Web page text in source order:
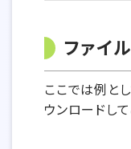
ファイ
ここでは例と
ウンロードして